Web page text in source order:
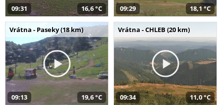
09:31 16,6 °C 09:29 18,1 °C
Vrátna - Paseky (18 km)
09:13 19,6 °C
Vrátna - CHLEB (20 km)
09:34 11,0 °C